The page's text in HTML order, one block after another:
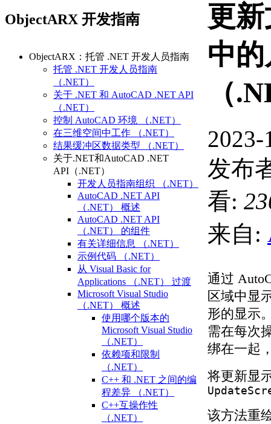
ObjectARX 开发指南
ObjectARX：托管 .NET 开发人员指南
托管 .NET 开发人员指南
（.NET）
关于 .NET 和 AutoCAD .NET API
（.NET）
控制 AutoCAD 环境 （.NET）
在三维空间中工作 （.NET）
结果缓冲区数据类型 （.NET）
关于.NET和AutoCAD .NET
API（.NET）
开发人员指南组织 （.NET）
AutoCAD .NET API
（.NET） 概述
AutoCAD .NET API
（.NET） 的组件
有关详细信息 （.NET）
示例代码 （.NET）
从 Visual Basic for
Applications （.NET） 过渡
Microsoft Visual Studio
（.NET） 概述
使用哪个版本的
Microsoft Visual Studio
（.NET）
依赖项和限制
（.NET）
C++ 和 .NET 之间的编
程差异 （.NET）
C++互操作性
（.NET）
更
中
（
2023-
发布
看:
来自:
通过
区域中显
形的显示
需在每次
绑在一起
将更新显
该方法重